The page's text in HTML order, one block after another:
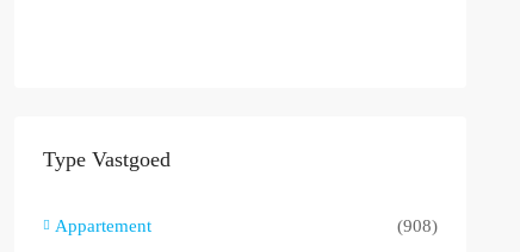
Type Vastgoed
Appartement
(908)